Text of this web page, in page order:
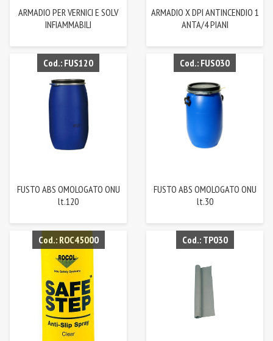
ARMADIO PER VERNICI E SOLV
INFIAMMABILI
ARMADIO X DPI ANTINCENDIO 1
ANTA/4 PIANI
Cod.: FUS120
FUSTO ABS OMOLOGATO ONU
lt.120
Cod.: FUS030
FUSTO ABS OMOLOGATO ONU
lt.30
Cod.: ROC45000 Cod.: TP030